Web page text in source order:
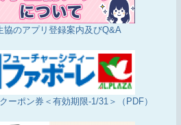
協のアプリ登録案内及びQ&A
ーポン券＜有効期限-1/31＞（PDF）